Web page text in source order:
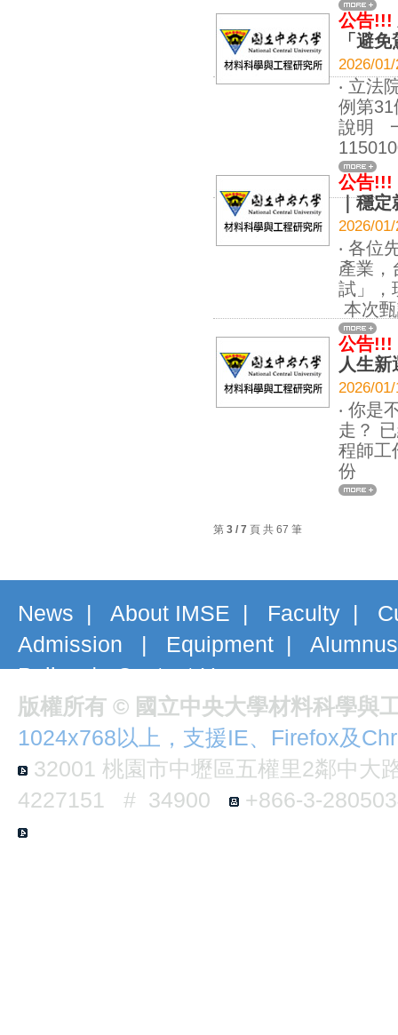
公告!!!
「避
2026/
‧ 立法
例第
說明
公告!!!
｜穩定
2026/
‧ 各位
產業，
試」，
本次
公告!!!
人生新
2026/
‧ 你是
走？
程師工
份
第 3 / 7 頁 共 67 筆
News | About IMSE | Faculty |
Admission
| Equipment | Alumnus
Policy|Contact Us
版權所有 © 國立中央大學材料科學與
1024x768以上，支援IE、Firefox及
32001 桃園市中壢區五權里2鄰中
4227151 # 34900
+866-3-